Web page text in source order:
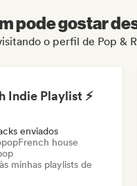
pode gostar
o perfil de Pop &
Indie Playlist ⚡
enviados
French house
minhas playlists de